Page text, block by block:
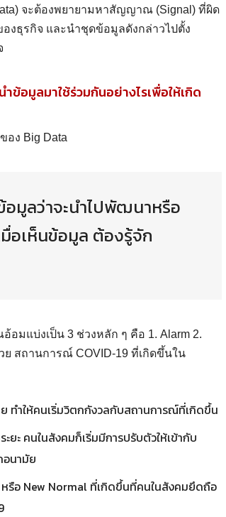
จะต้องพยายามหาสัญญาณ (Signal) ที่ผิด
งธุรกิจ และนำชุดข้อมูลดังกล่าวไปตั้ง
ข้อมูลมาใช้ร่วมกันอย่างไรเพื่อให้เกิด
ง Big Data
มูลว่าจะนำไปพัฒนาหรือ
อเห็นข้อมูล ต้องรู้จัก
อมแบ่งเป็น 3 ช่วงหลัก ๆ คือ 1. Alarm 2.
สถานการณ์ COVID-19 ที่เกิดขึ้นใน
ย ทำให้คนเริ่มวิตกกังวลกับสถานการณ์ที่เกิดขึ้น
ะยะ คนในสังคมก็เริ่มมีการปรับตัวให้เข้ากับ
นามัย
รือ New Normal ที่เกิดขึ้นที่คนในสังคมยึดถือ